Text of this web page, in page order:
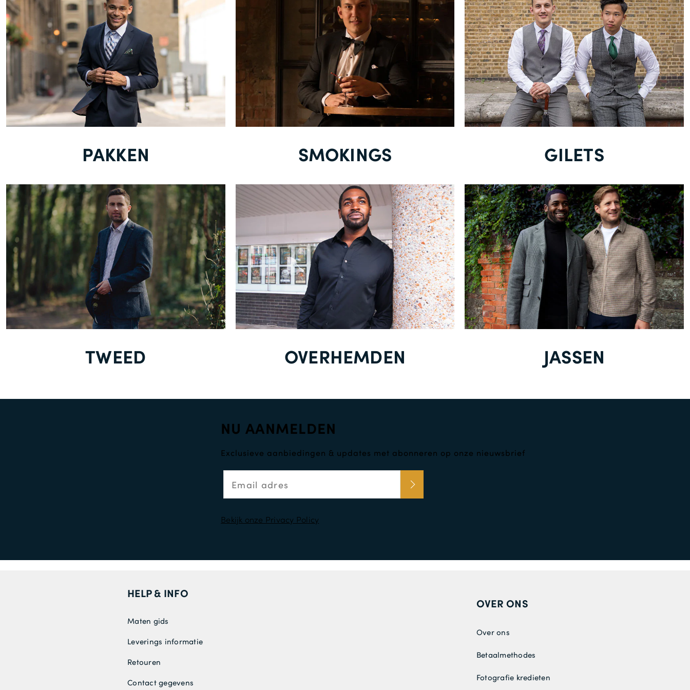
Nieuw bij Dobell?
ACCOUNT AANMAKEN
Gratis Levering *
PAKKEN SMOKINGS GILETS
TWEED OVERHEMDEN JASSEN
NU AANMELDEN
Exclusieve aanbiedingen & updates met abonneren op onze nieuwsbrief
Bekijk onze Privacy Policy
HELP & INFO
Maten gids
Leverings informatie
Retouren
Contact gegevens
OVER ONS
Over ons
Betaalmethodes
Fotografie kredieten